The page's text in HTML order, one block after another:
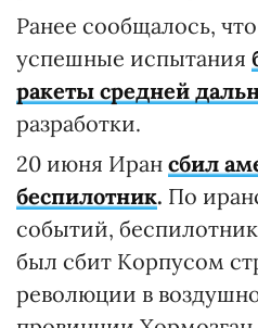
Ранее сообщалось,
успешные испытания
ракеты средней
разработки.
20 июня Иран сбил
беспилотник. По
событий,
был сбит Корпусом
революции в